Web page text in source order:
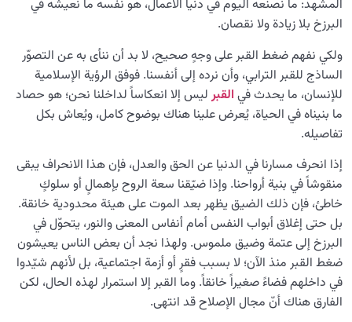
أهمية معرفة الآخرة وظروفه: كيف تؤثر على حياتنا الدنيوية؟
حلول لتقليل الضغط النفسي الناتج عن مشقات الحياة
وصراعاتها
منبع إدراك العالم: الأفعال ودلالاتها في عالم الدنيا
الرؤية الأبدية وتأثيرها في الأخلاق، ومستوى السعادة، وكيفية
بناء العلاقات
ما نتيجة الغفلة عن الأبدية؟ وكيف تُغيِّر مجرى حياتنا؟
ما هي مستلزمات الرحلة من الدنيا إلى الآخرة؟ وما دور سلامة
الحياة الدنيوية في مصيرنا الأبدي؟
ما أسباب تولّد الشك؟ وكيف يُهدِّدنا الشك في الطريق نحو
الأبدية؟
ما خطر الشِّرك؟ ولماذا يُعَدّ من الذنوب التي لا تُغفَر؟
المشهد: ما نصنعه اليوم في دنيا الأعمال، هو نفسه ما نعيشه في
البرزخ بلا زيادة ولا نقصان.
ولكي نفهم ضغط القبر على وجهٍ صحيح، لا بد أن ننأى به عن التصوّر
الساذج للقبر الترابي، وأن نرده إلى أنفسنا. فوفق الرؤية الإسلامية
للإنسان، ما يحدث في القبرليس إلا انعكاساً لداخلنا نحن؛ هو حصاد
ما بنيناه في الحياة، يُعرض علينا هناك بوضوح كامل، ويُعاش بكل
تفاصيله.
إذا انحرف مسارنا في الدنيا عن الحق والعدل، فإن هذا الانحراف يبقى
منقوشاً في بنية أرواحنا. وإذا ضيّقنا سعة الروح بإهمالٍ أو سلوكٍ
خاطئ، فإن ذلك الضيق يظهر بعد الموت على هيئة محدودية خانقة.
بل حتى إغلاق أبواب النفس أمام أنفاس المعنى والنور، يتحوّل في
البرزخ إلى عتمة وضيق ملموس. ولهذا نجد أن بعض الناس يعيشون
ضغط القبر منذ الآن؛ لا بسبب فقرٍ أو أزمة اجتماعية، بل لأنهم شيّدوا
في داخلهم فضاءً صغيراً خانقاً. وما القبر إلا استمرار لهذه الحال، لكن
الفارق هناك أنّ مجال الإصلاح قد انتهى.